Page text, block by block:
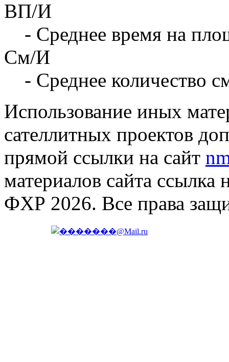
ВП/И
- Среднее время на
См/И
- Среднее количество
Использование иных
сателлитных проектов
прямой ссылки на сайт
материалов сайта ссылка
ФХР 2026. Все права